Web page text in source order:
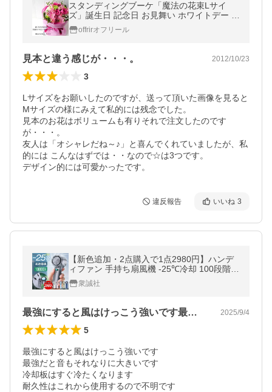
スタンディングブーケ「魔法の花束Lサイ
ズ」誕生日 記念日 お見舞い ホワイトデー 母
の日 父の日 敬老の日 クリスマス 生花 バラ
あすつく
offrirオフリール
見本と違う感じが・・・。 2012/10/23
3
Lサイズをお願いしたのですが、送って頂いた画像を見ると
Mサイズの様にみえて私的には残念でした。
見本のお花はボリュームも有りそれで注文したのです
が・・・。
友人は「オシャレだね～♪」と喜んでくれていましたが、私
的には こんなはずでは・・なので☆は3つです。
デザイン的には可愛かったです。
違反報告 いいね 3
【新色追加・2点購入で1点2980円】ハンデ
ィファン 手持ち扇風機 -25℃冷却 100段階風
量 90°折り畳み 卓上扇風機 小型 携帯扇風機
冷却プレート付き
衆誠社
最強にすると風はけっこう強いです最強だ… 2025/9/4
5
最強にすると風はけっこう強いです
最強だと音もそれなりに大きいです
冷却板はすぐ冷たくなります
耐久性はこれから使用するので不明です